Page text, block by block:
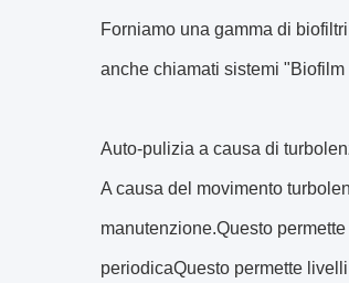
Forniamo una gamma di
anche chiamati sistemi
Auto-pulizia a causa di
A causa del movimento
manutenzione.Questo
periodicaQuesto permette